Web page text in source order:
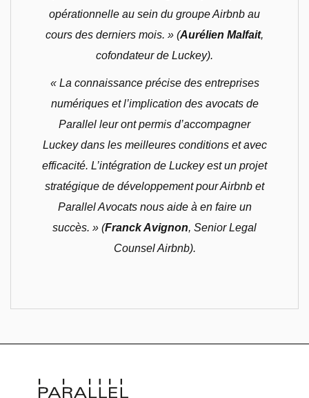
opérationnelle au sein du groupe Airbnb au
cours des derniers mois. » (Aurélien Malfait,
cofondateur de Luckey).
« La connaissance précise des entreprises
numériques et l’implication des avocats de
Parallel leur ont permis d’accompagner
Luckey dans les meilleures conditions et avec
efficacité. L’intégration de Luckey est un projet
stratégique de développement pour Airbnb et
Parallel Avocats nous aide à en faire un
succès. » (Franck Avignon, Senior Legal
Counsel Airbnb).